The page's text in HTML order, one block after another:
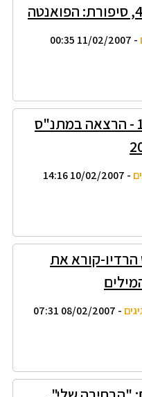
- 11/02/2007 00:35
ביום רביעי 14.2.07 - הרצאה במתנ"ס
- 10/02/2007 14:16
קורא את
- 08/02/2007 07:31